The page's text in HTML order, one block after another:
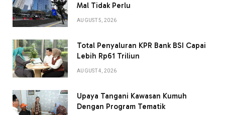
Mal Tidak Perlu
AUGUST 5, 2026
Total Penyaluran KPR Bank BSI Capai
Lebih Rp61 Triliun
AUGUST 4, 2026
Upaya Tangani Kawasan Kumuh
Dengan Program Tematik